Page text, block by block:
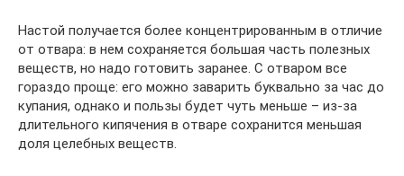
Настой получается более концентрированным в отличие
от отвара: в нем сохраняется большая часть полезных
веществ, но надо готовить заранее. С отваром все
гораздо проще: его можно заварить буквально за час до
купания, однако и пользы будет чуть меньше – из-за
длительного кипячения в отваре сохранится меньшая
доля целебных веществ.